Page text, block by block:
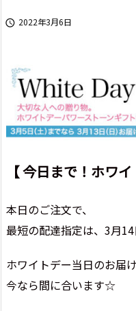
 2022年3月6日
【 今日まで！ホワ
本日のご注文で、
最短の配達指定は、3月
ホワイトデー当日のお届
今なら間に合います☆